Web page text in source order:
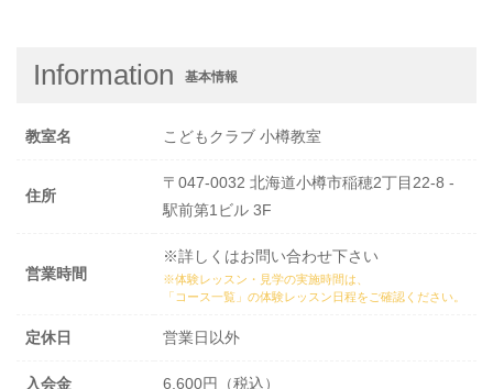
Information 基本情報
教室名 こどもクラブ 小樽教室
住所
〒047-0032 北海道小樽市稲穂2丁目22-8 -
駅前第1ビル 3F
営業時間
※詳しくはお問い合わせ下さい
※体験レッスン・見学の実施時間は、
「コース一覧」の体験レッスン日程をご確認ください。
定休日 営業日以外
入会金 6,600円（税込）